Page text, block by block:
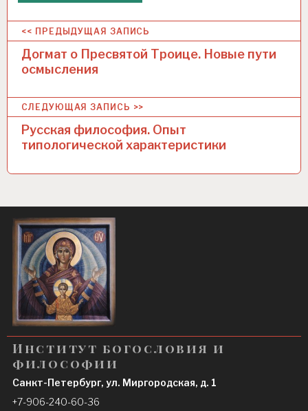
Н
и
г
ц
я
п
о
з
а
п
и
с
я
<< ПРЕДЫДУЩАЯ ЗАПИСЬ
Догмат о Пресвятой Троице. Новые пути
осмысления
СЛЕДУЮЩАЯ ЗАПИСЬ >>
Русская философия. Опыт
типологической характеристики
Институт богословия и
философии
Санкт-Петербург, ул. Миргородская, д. 1
+7-906-240-60-36